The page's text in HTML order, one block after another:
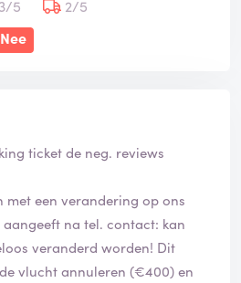
3/5
2/5
Nee
ticket de neg. reviews
met een verandering op ons
na tel. contact: kan
veranderd worden! Dit
vlucht annuleren (€400) en